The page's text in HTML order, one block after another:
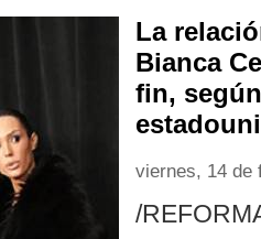
La
Bianca
fin,
viernes, 14 de
/